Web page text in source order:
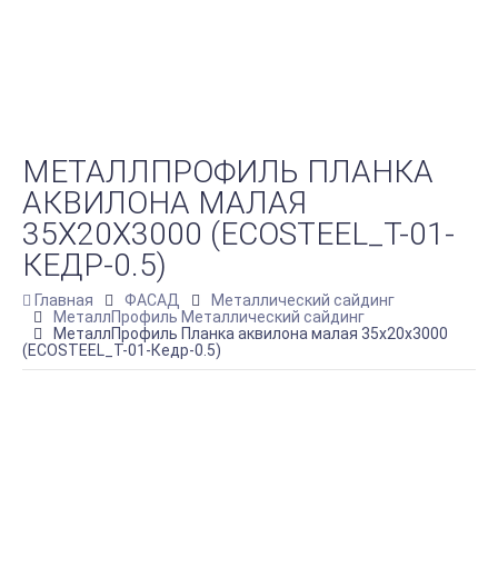
МЕТАЛЛПРОФИЛЬ ПЛАНКА
АКВИЛОНА МАЛАЯ
35Х20Х3000 (ECOSTEEL_T-01-
КЕДР-0.5)
Главная ФАСАД
Металлический сайдинг
МеталлПрофиль Металлический сайдинг
МеталлПрофиль Планка аквилона малая 35х20х3000
(ECOSTEEL_T-01-Кедр-0.5)